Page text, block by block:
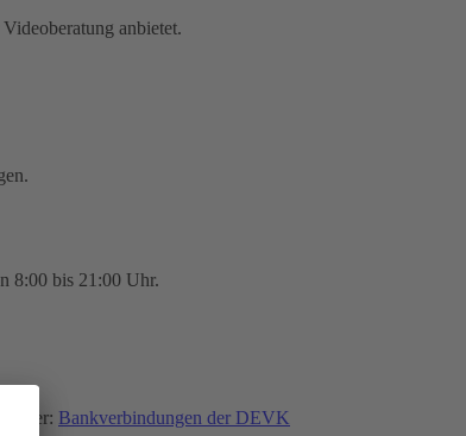
anbietet.
8:00 bis 21:00 Uhr.
hier: Bankverbindungen der DEVK